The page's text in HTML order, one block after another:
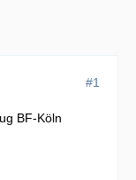
#1
BF-Köln